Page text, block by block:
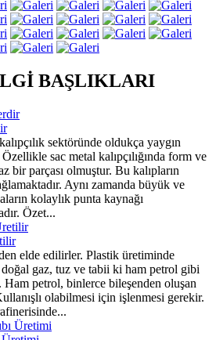
BAŞLIKLARI
sektöründe oldukça yaygın
sac metal kalıpçılığında form ve
bir parçası olmuştur. Bu kalıpların
Aynı zamanda büyük ve
kolaylık punta kaynağı
Özet...
elde edilirler. Plastik üretiminde
gaz, tuz ve tabii ki ham petrol gibi
petrol, binlerce bileşenden oluşan
olabilmesi için işlenmesi gerekir.